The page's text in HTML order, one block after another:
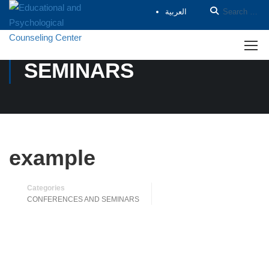
العربية
CONFERENCES AND
SEMINARS
example
Categories
CONFERENCES AND SEMINARS